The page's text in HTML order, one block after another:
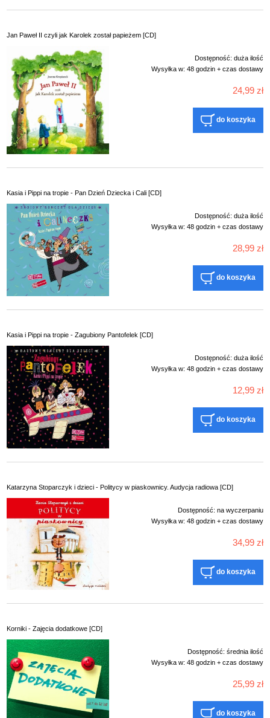
Jan Paweł II czyli jak Karolek został papieżem [CD]
Dostępność: duża ilość
Wysyłka w: 48 godzin + czas dostawy
24,99 zł
do koszyka
Kasia i Pippi na tropie - Pan Dzień Dziecka i Cali [CD]
Dostępność: duża ilość
Wysyłka w: 48 godzin + czas dostawy
28,99 zł
do koszyka
Kasia i Pippi na tropie - Zagubiony Pantofelek [CD]
Dostępność: duża ilość
Wysyłka w: 48 godzin + czas dostawy
12,99 zł
do koszyka
Katarzyna Stoparczyk i dzieci - Politycy w piaskownicy. Audycja radiowa [CD]
Dostępność: na wyczerpaniu
Wysyłka w: 48 godzin + czas dostawy
34,99 zł
do koszyka
Korniki - Zajęcia dodatkowe [CD]
Dostępność: średnia ilość
Wysyłka w: 48 godzin + czas dostawy
25,99 zł
do koszyka